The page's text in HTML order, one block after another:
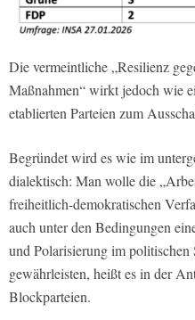
Die vermeintliche „Resilienz
Maßnahmen“ wirkt jedoch wie
etablierten Parteien zum
Begründet wird es wie im
dialektisch: Man wolle die
freiheitlich-demokratischen
auch unter den Bedingungen
und Polarisierung im politischen
gewährleisten, heißt es in der
Blockparteien.